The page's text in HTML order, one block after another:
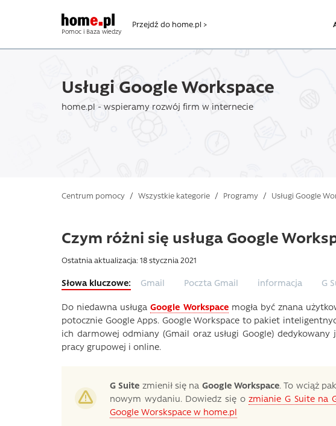
Pomoc i Baza wiedzy
Przejdź do home.pl >
Usługi Google Workspace
home.pl - wspieramy rozwój firm w internecie
Centrum pomocy / Wszystkie kategorie / Programy / Usługi Google
Czym różni się usługa Google
Ostatnia aktualizacja: 18 stycznia 2021
Gmail Poczta Gmail informacja
G
Do niedawna usługaGoogle Workspacemogła być znana
potocznie Google Apps. Google Workspace to pakiet
ich darmowej odmiany (Gmail oraz usługi Google)
pracy grupowej i online.
G Suite zmienił się na Google Workspace. To wciąż
nowym wydaniu. Dowiedz się ozmianie G Suite na
Google Worskspace w home.pl